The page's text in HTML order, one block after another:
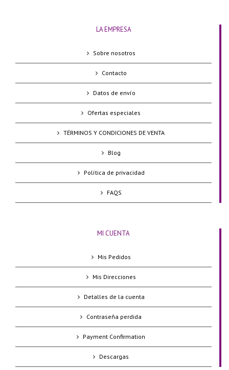
LA EMPRESA
Sobre nosotros
Contacto
Datos de envío
Ofertas especiales
TÉRMINOS Y CONDICIONES DE VENTA
Blog
Política de privacidad
FAQS
MI CUENTA
Mis Pedidos
Mis Direcciones
Detalles de la cuenta
Contraseña perdida
Payment Confirmation
Descargas